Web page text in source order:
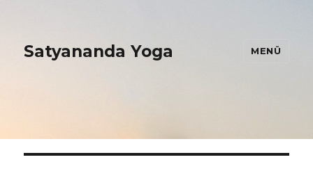
Satyananda Yoga MENÜ